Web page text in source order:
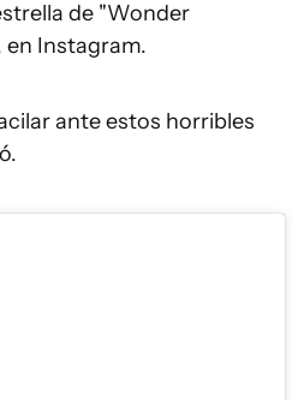
de "Wonder
en Instagram.
ante estos horribles